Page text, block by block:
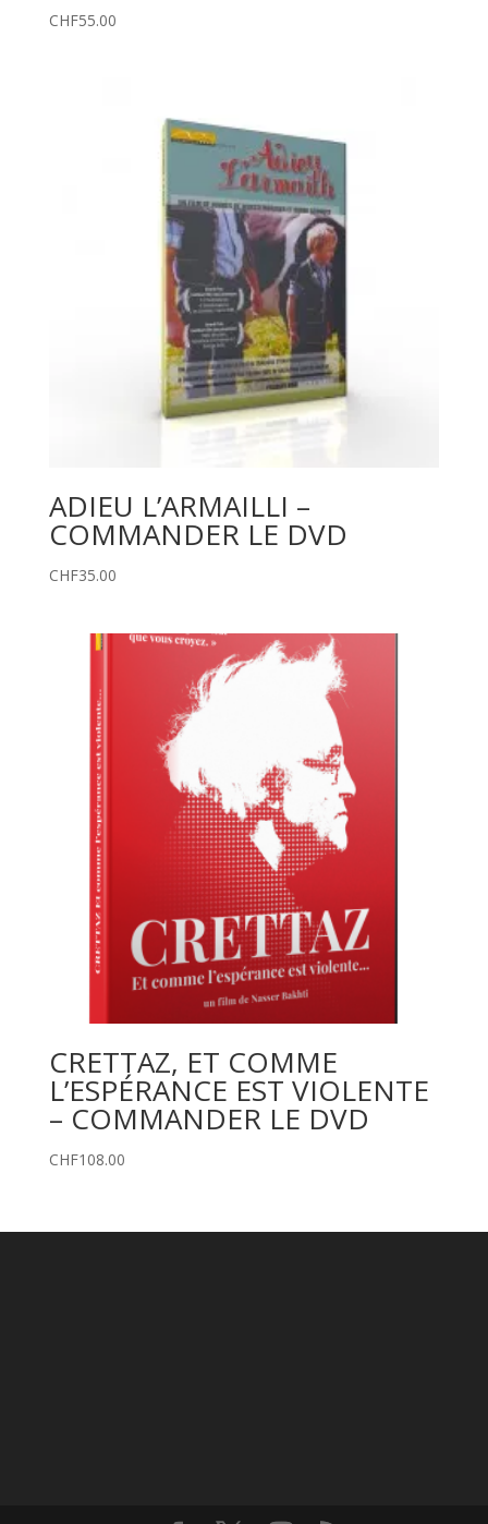
CHF55.00
ADIEU L’ARMAILLI –
COMMANDER LE DVD
CHF35.00
CRETTAZ, ET COMME
L’ESPÉRANCE EST VIOLENTE
– COMMANDER LE DVD
CHF108.00